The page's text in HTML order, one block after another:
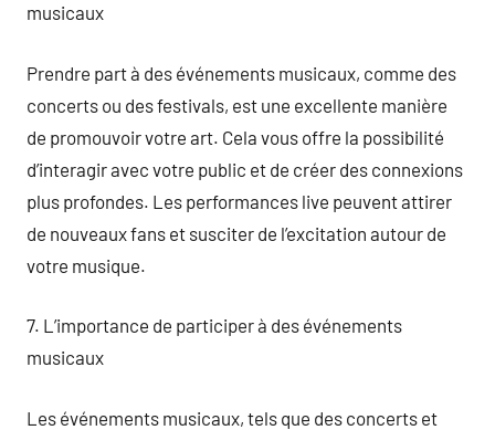
musicaux
Prendre part à des événements musicaux, comme des
concerts ou des festivals, est une excellente manière
de promouvoir votre art. Cela vous offre la possibilité
d’interagir avec votre public et de créer des connexions
plus profondes. Les performances live peuvent attirer
de nouveaux fans et susciter de l’excitation autour de
votre musique.
7. L’importance de participer à des événements
musicaux
Les événements musicaux, tels que des concerts et